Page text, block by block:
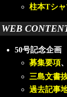
柱本Tシャ
WEB
50号記念企画
募集要項、
三島文書
過去記事